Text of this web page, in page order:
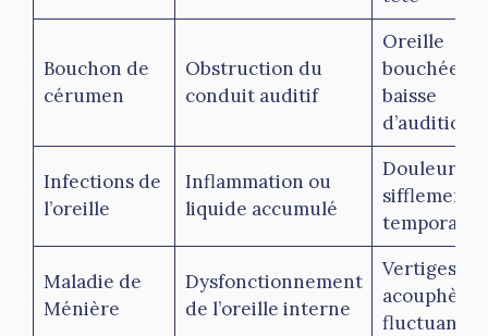
Bouchon de
cérumen
Obstruction du
conduit auditif
Oreille
bouchée,
baisse
d’audition
Infections de
l’oreille
Inflammation ou
liquide accumulé
Douleur,
sifflements
Maladie de
Ménière
Dysfonctionnement
de l’oreille interne
Vertiges,
fluctuants